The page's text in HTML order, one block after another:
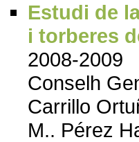
Estudi de
i torberes
2008-2009
Conselh
Carrillo
M.. Pérez